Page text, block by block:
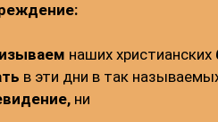
наших христианских
в эти дни в так
ни